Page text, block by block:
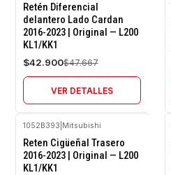
-10%
OFF
Agotado
Retén Diferencial
delantero Lado Cardan
2016-2023 | Original — L200
KL1/KK1
$42.900$47.667
VER DETALLES
-10%
OFF
Agotado
1052B393 Mitsubishi
Reten Cigüeñal Trasero
2016-2023 | Original — L200
KL1/KK1